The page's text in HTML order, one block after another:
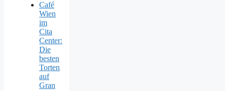
Café
Wien
im
Cita
Center:
Die
besten
Torten
auf
Gran